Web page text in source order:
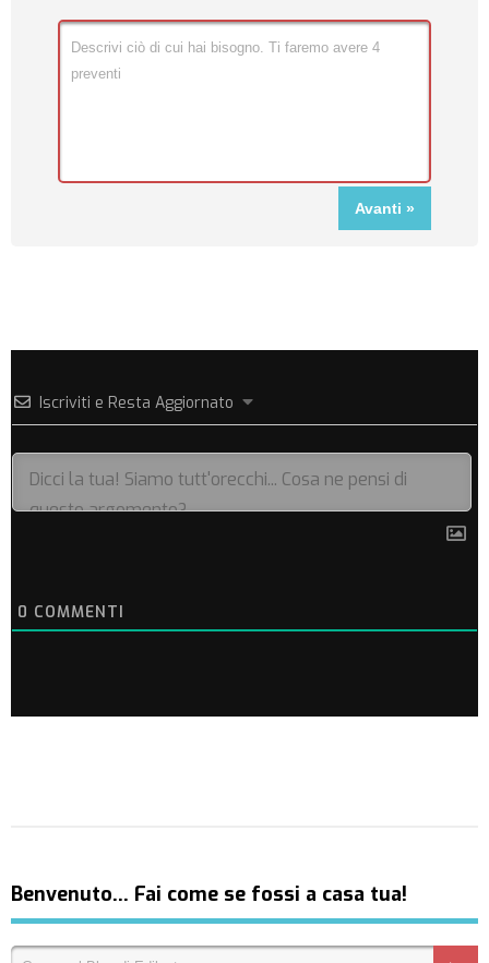
Iscriviti e Resta Aggiornato
0 COMMENTI
Benvenuto… Fai come se fossi a casa tua!